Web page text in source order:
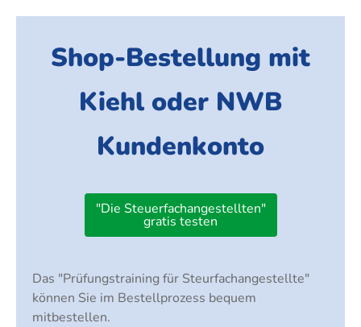
Shop-Bestellung mit
Kiehl oder NWB
Kundenkonto
"Die Steuerfachangestellten"
gratis testen
Das "Prüfungstraining für Steurfachangestellte"
können Sie im Bestellprozess bequem
mitbestellen.